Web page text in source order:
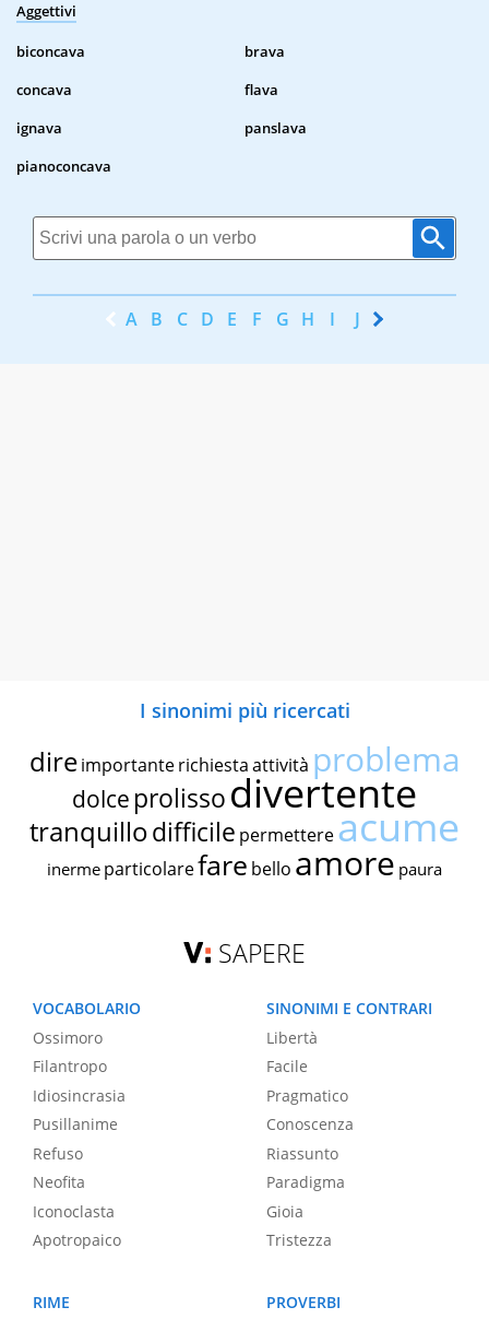
Aggettivi
biconcava
brava
concava
flava
ignava
panslava
pianoconcava
A B C D E F G H I J K
I sinonimi più ricercati
dire importante richiestaattività problema
dolce prolissodivertente
tranquillodifficile permettereacume
inerme particolarefare bello amore paura
SAPERE
VOCABOLARIO
Ossimoro
Filantropo
Idiosincrasia
Pusillanime
Refuso
Neofita
Iconoclasta
Apotropaico
SINONIMI E CONTRARI
Libertà
Facile
Pragmatico
Conoscenza
Riassunto
Paradigma
Gioia
Tristezza
RIME
PROVERBI